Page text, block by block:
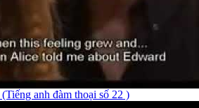
anh đàm thoại số 22 )